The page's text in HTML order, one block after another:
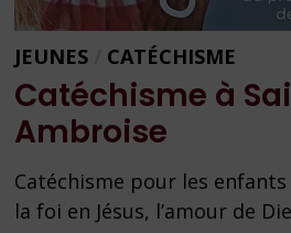
JEUNES CATÉCHISME
Catéchisme à
Ambroise
Catéchisme pour les
la foi en Jésus, l’amour de